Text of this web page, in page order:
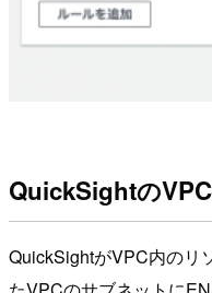
QuickSightの
QuickSightがVPC内のリ